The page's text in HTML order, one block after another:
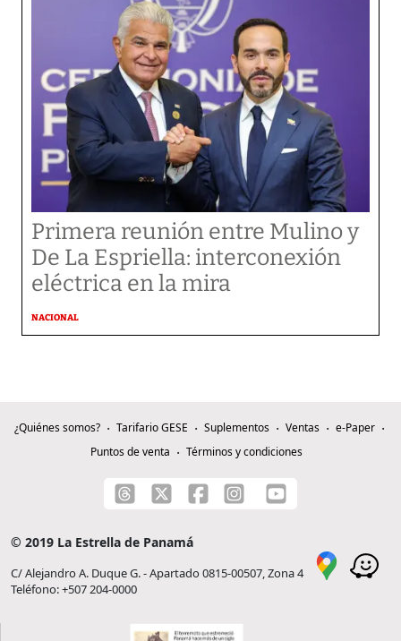
Primera reunión entre Mulino y
De La Espriella: interconexión
eléctrica en la mira
NACIONAL
¿Quiénes somos? Tarifario GESE Suplementos Ventas
e-Paper
Puntos de venta
Términos y condiciones
© 2019 La Estrella de Panamá
C/ Alejandro A. Duque G. - Apartado 0815-00507, Zona 4
Teléfono: +507 204-0000